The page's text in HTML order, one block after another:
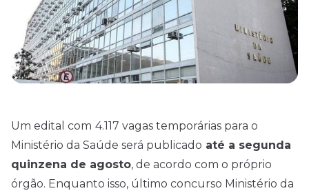
Um edital com 4.117 vagas temporárias para o
Ministério da Saúde será publicado até a segunda
quinzena de agosto, de acordo com o próprio
órgão. Enquanto isso, último concurso Ministério da